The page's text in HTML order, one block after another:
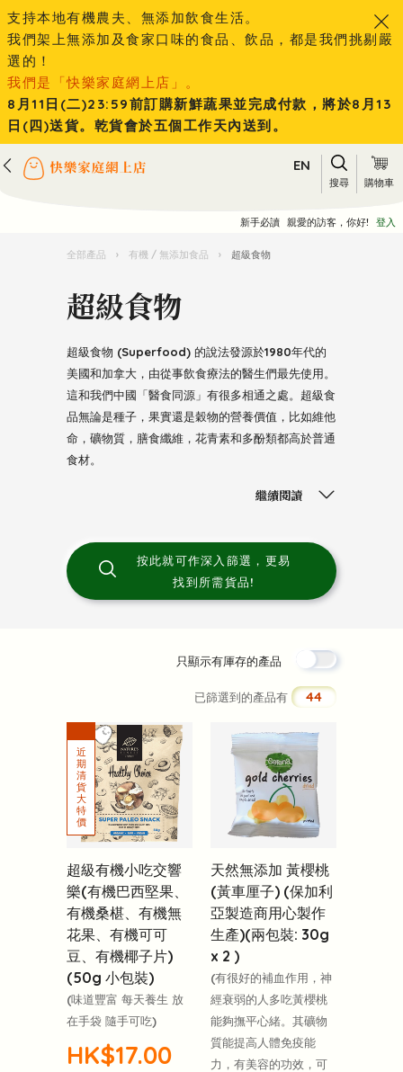
支持本地有機農夫、無添加飲食生活。
我們架上無添加及食家口味的食品、飲品，都是我們挑剔嚴
選的！
我們是「快樂家庭網上店」。
8月11日(二)23:59前訂購新鮮蔬果並完成付款，將於8月13
日(四)送貨。乾貨會於五個工作天內送到。
EN
搜尋 購物車
新手必讀 親愛的訪客，你好! 登入
全部產品 › 有機 / 無添加食品 › 超級食物
超級食物
超級食物 (Superfood) 的說法發源於1980年代的
美國和加拿大，由從事飲食療法的醫生們最先使用。
這和我們中國「醫食同源」有很多相通之處。超級食
品無論是種子，果實還是穀物的營養價值，比如維他
命，礦物質，膳食纖維，花青素和多酚類都高於普通
食材。
繼續閱讀
按此就可作深入篩選，更易
找到所需貨品!
只顯示有厙存的產品
已篩選到的產品有 44
超級有機小吃交響
樂(有機巴西堅果、
有機桑椹、有機無
花果、有機可可
豆、有機椰子片)
(50g 小包裝)
(味道豐富 每天養生 放
在手袋 隨手可吃)
HK$17.00
天然無添加 黃櫻桃
(黃車厘子) (保加利
亞製造商用心製作
生產)(兩包裝: 30g
x 2 )
(有很好的補血作用，神
經衰弱的人多吃黃櫻桃
能夠撫平心緒。其礦物
質能提高人體免疫能
力，有美容的功效，可